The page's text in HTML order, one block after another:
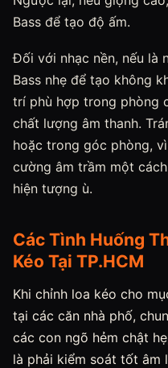
Bass để tạo độ ấm.
Đối với nhạc nền, nếu là
Bass nhẹ để tạo không
trí phù hợp trong phòng
chất lượng âm thanh.
hoặc trong góc phòng,
cường âm trầm một
hiện tượng ù.
Các Tình Huống
Kéo Tại TP.HCM
Khi chỉnh loa kéo cho
tại các căn nhà phố,
các con ngõ hẻm chật
là phải kiểm soát tốt âm